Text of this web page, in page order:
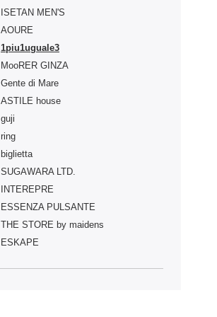
ISETAN MEN'S
AOURE
1piu1uguale3
MooRER GINZA
Gente di Mare
ASTILE house
guji
ring
biglietta
SUGAWARA LTD.
INTEREPRE
ESSENZA PULSANTE
THE STORE by maidens
ESKAPE